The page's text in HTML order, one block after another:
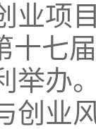
业项
十七
举办
创业